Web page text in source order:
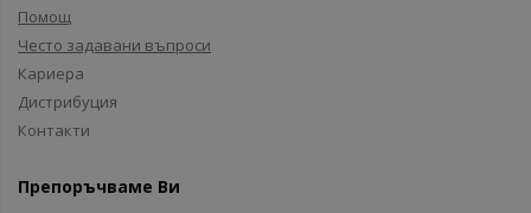
Помощ
Често задавани въпроси
Кариера
Дистрибуция
Контакти
Препоръчваме Ви